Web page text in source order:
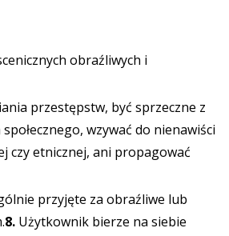
obraźliwych i
przestępstw, być sprzeczne z
społecznego, wzywać do nienawiści
czy etnicznej, ani propagować
przyjęte za obraźliwe lub
8. Użytkownik bierze na siebie